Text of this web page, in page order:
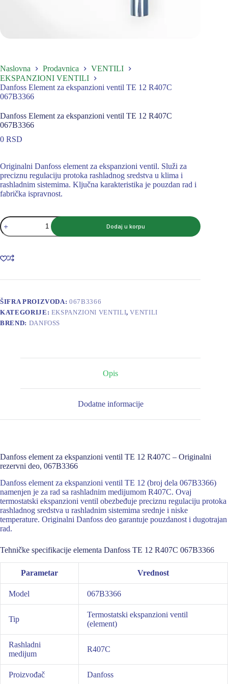
Naslovna Prodavnica
VENTILI
EKSPANZIONI VENTILI
Danfoss Element za ekspanzioni ventil TE 12 R407C
067B3366
Danfoss Element za ekspanzioni ventil TE 12 R407C
067B3366
0 RSD
Originalni Danfoss element za ekspanzioni ventil. Služi za
preciznu regulaciju protoka rashladnog sredstva u klima i
rashladnim sistemima. Ključna karakteristika je pouzdan rad i
fabrička ispravnost.
Danfoss
Element
za
ventil
TE
R407C
količina
Dodaj u korpu
ŠIFRA PROIZVODA:067B3366
KATEGORIJE: EKSPANZIONI VENTILI,VENTILI
BREND: DANFOSS
Opis
Dodatne informacije
Danfoss element za ekspanzioni ventil TE 12 R407C – Originalni
rezervni deo, 067B3366
Danfoss element za ekspanzioni ventil TE 12 (broj dela 067B3366)
namenjen je za rad sa rashladnim medijumom R407C. Ovaj
termostatski ekspanzioni ventil obezbeđuje preciznu regulaciju protoka
rashladnog sredstva u rashladnim sistemima srednje i niske
temperature. Originalni Danfoss deo garantuje pouzdanost i dugotrajan
rad.
Tehničke specifikacije elementa Danfoss TE 12 R407C 067B3366
Parametar Vrednost
Model 067B3366
Tip
Termostatski ekspanzioni ventil
(element)
Rashladni
medijum
R407C
Proizvođač Danfoss